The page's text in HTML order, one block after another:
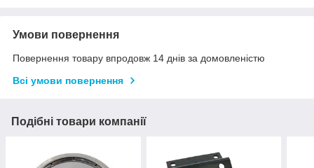
Умови повернення
Повернення товару впродовж 14 днів за домовленістю
Всі умови повернення
Подібні товари компанії